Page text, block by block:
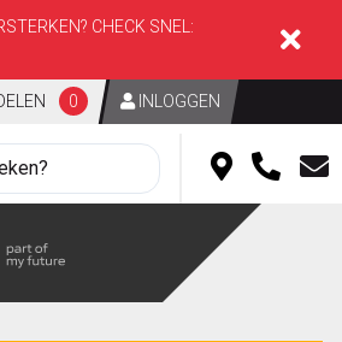
CHECK SNEL:
0 INLOGGEN